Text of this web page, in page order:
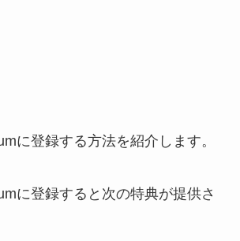
に登録する方法を紹介します。
に登録すると次の特典が提供さ